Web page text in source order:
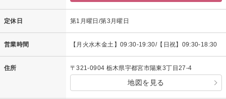
定休日 第1月曜日/第3月曜日
営業時間 【月火水木金土】09:30-19:30/【日祝】09:30-18:30
住所 〒321-0904 栃木県宇都宮市陽東3丁目27-4
地図を見る